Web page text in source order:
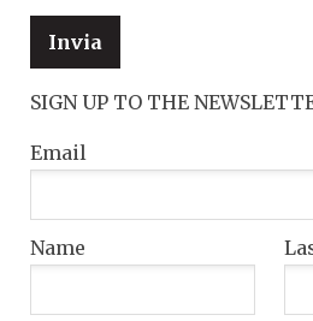
SIGN UP TO THE
Email
Name